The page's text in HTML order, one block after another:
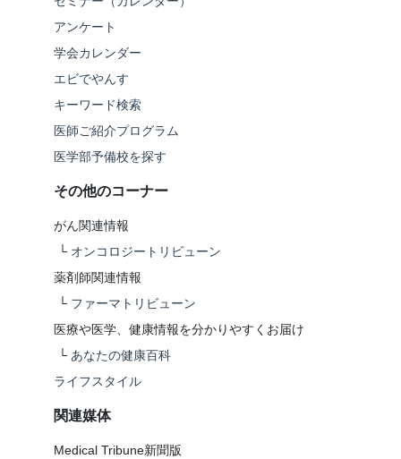
アンケート
学会カレンダー
エビでやんす
キーワード検索
医師ご紹介プログラム
医学部予備校を探す
その他のコーナー
がん関連情報
└ オンコロジートリビューン
薬剤師関連情報
└ ファーマトリビューン
医療や医学、健康情報を分かりやすくお届け
└ あなたの健康百科
ライフスタイル
関連媒体
Medical Tribune新聞版